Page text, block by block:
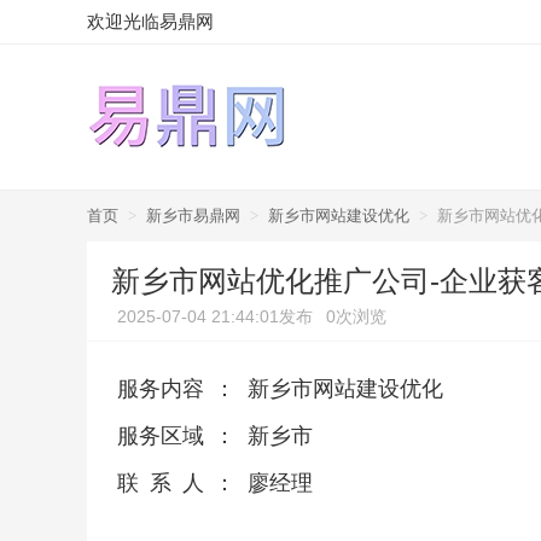
欢迎光临易鼎网
首页 > 新乡市易鼎网 > 新乡市网站建设优化 > 新乡市网站优
新乡市网站优化推广公司-企业
2025-07-04 21:44:01发布 0次浏览
服务内容 ：
新乡市网站建设优化
服务区域
：
新乡市
联系人
： 廖经理